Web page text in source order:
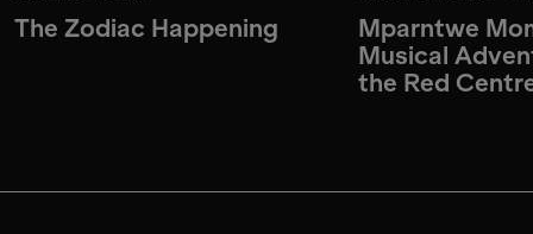
The Zodiac Happening
Mparntwe
Musical
the Red